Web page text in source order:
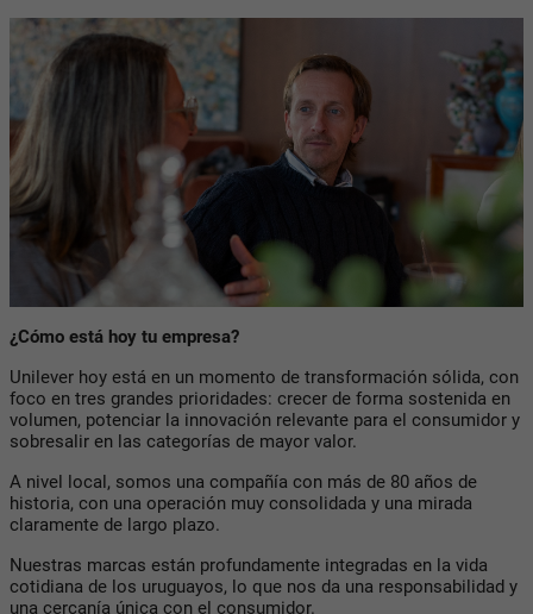
¿Cómo está hoy tu empresa?
Unilever hoy está en un momento de transformación sólida, con
foco en tres grandes prioridades: crecer de forma sostenida en
volumen, potenciar la innovación relevante para el consumidor y
sobresalir en las categorías de mayor valor.
A nivel local, somos una compañía con más de 80 años de
historia, con una operación muy consolidada y una mirada
claramente de largo plazo.
Nuestras marcas están profundamente integradas en la vida
cotidiana de los uruguayos, lo que nos da una responsabilidad y
una cercanía única con el consumidor.